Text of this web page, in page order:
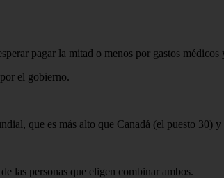
pagar la mitad o menos por gastos médicos
el gobierno.
que es más alto que Canadá (el puesto 30)
las personas que eligen combinar ambos.